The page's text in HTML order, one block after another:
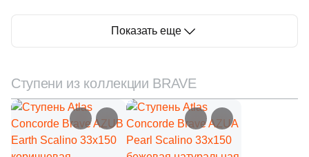
80x5.5 (28)
89.5x16 (13)
Показать еще
Ступени из коллекции BRAVE